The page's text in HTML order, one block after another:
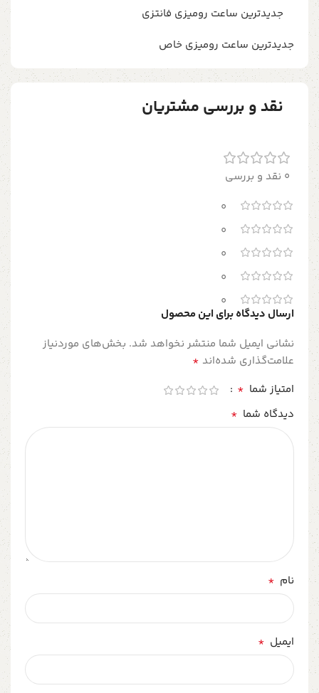
جدیدترین ساعت رومیزی فانتزی
جدیدترین ساعت رومیزی خاص
نقد و بررسی مشتریان
0 نقد و بررسی
0
0
0
0
0
ارسال دیدگاه برای این محصول
نشانی ایمیل شما منتشر نخواهد شد. بخش‌های موردنیاز
علامت‌گذاری شده‌اند *
امتیاز شما *
دیدگاه شما *
نام *
ایمیل *